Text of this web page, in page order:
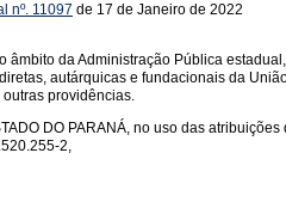
nº. 11097 de 17 de Janeiro de 2022
âmbito da Administração Pública
autárquicas e fundacionais da
providências.
DO PARANÁ, no uso das
2,